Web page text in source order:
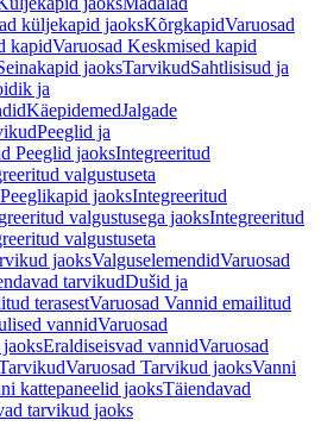
küljekapid jaoksKõrgkapidVaruosad
kapidVaruosad Keskmised kapid
jaoksTarvikudSahtlisisud ja
ja
KäepidemedJalgade
Peeglid ja
Peeglid jaoksIntegreeritud
valgustuseta
jaoksIntegreeritud
valgustusega jaoksIntegreeritud
valgustuseta
jaoksValguselemendidVaruosad
tarvikudDušid ja
terasestVaruosad Vannid emailitud
vannidVaruosad
Eraldiseisvad vannidVaruosad
Varuosad Tarvikud jaoksVanni
kattepaneelid jaoksTäiendavad
tarvikud jaoks